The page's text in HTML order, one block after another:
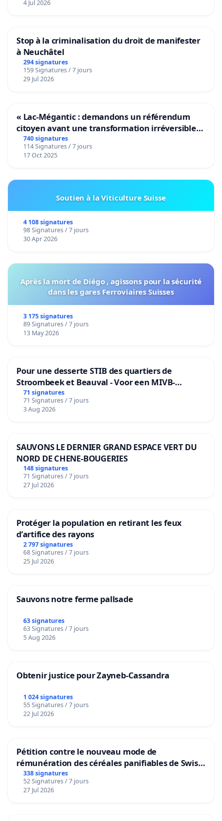
4 Jul 2026
Stop à la criminalisation du droit de manifester
à Neuchâtel
294 signatures
159 Signatures / 7 jours
29 Jul 2026
« Lac-Mégantic : demandons un référendum
citoyen avant une transformation irréversible
de notre territoire »
740 signatures
114 Signatures / 7 jours
17 Oct 2025
Soutien à la Viticulture Suisse
4 108 signatures
98 Signatures / 7 jours
30 Apr 2026
Après la mort de Diégo , agissons pour la sécurité
dans les gares Ferroviaires Suisses
3 175 signatures
89 Signatures / 7 jours
13 May 2026
Pour une desserte STIB des quartiers de
Stroombeek et Beauval - Voor een MIVB-
bediening van de wijken Strombeek en Het
Voor
71 signatures
71 Signatures / 7 jours
3 Aug 2026
SAUVONS LE DERNIER GRAND ESPACE VERT DU
NORD DE CHENE-BOUGERIES
148 signatures
71 Signatures / 7 jours
27 Jul 2026
Protéger la population en retirant les feux
d’artifice des rayons
2 797 signatures
68 Signatures / 7 jours
25 Jul 2026
Sauvons notre ferme pallsade
63 signatures
63 Signatures / 7 jours
5 Aug 2026
Obtenir justice pour Zayneb-Cassandra
1 024 signatures
55 Signatures / 7 jours
22 Jul 2026
Pétition contre le nouveau mode de
rémunération des céréales panifiables de Swiss
granum basé sur la teneur en protéines
338 signatures
52 Signatures / 7 jours
27 Jul 2026